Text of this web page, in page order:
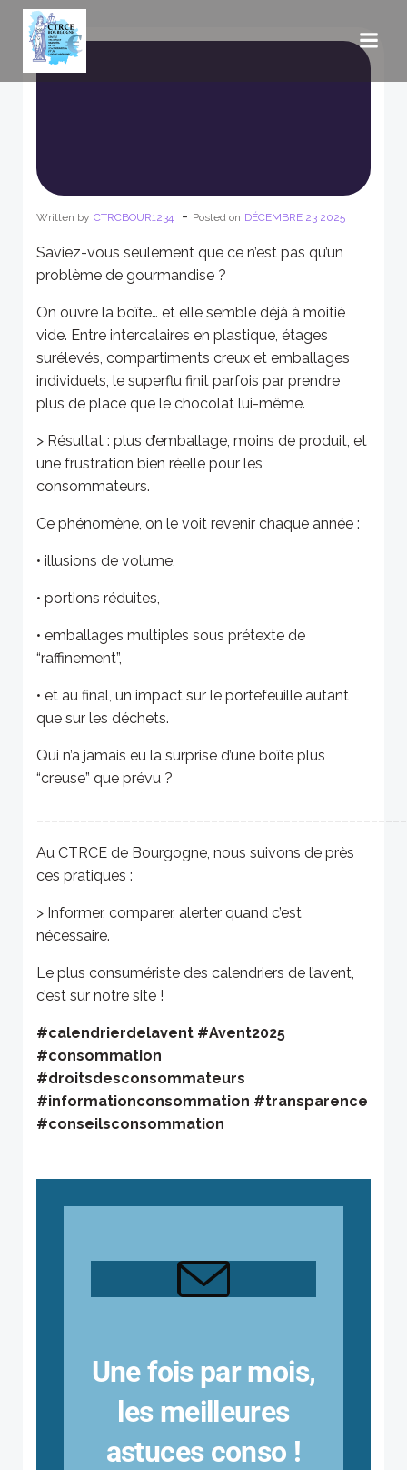
Written by CTRCBOUR1234 - Posted on DÉCEMBRE 23 2025
Saviez-vous seulement que ce n’est pas qu’un
problème de gourmandise ?
On ouvre la boîte… et elle semble déjà à moitié
vide. Entre intercalaires en plastique, étages
surélevés, compartiments creux et emballages
individuels, le superflu finit parfois par prendre
plus de place que le chocolat lui-même.
> Résultat : plus d’emballage, moins de produit, et
une frustration bien réelle pour les
consommateurs.
Ce phénomène, on le voit revenir chaque année :
• illusions de volume,
• portions réduites,
• emballages multiples sous prétexte de
“raffinement”,
• et au final, un impact sur le portefeuille autant
que sur les déchets.
Qui n’a jamais eu la surprise d’une boîte plus
“creuse” que prévu ?
Au CTRCE de Bourgogne, nous suivons de près
ces pratiques :
> Informer, comparer, alerter quand c’est
nécessaire.
Le plus consumériste des calendriers de l’avent,
c’est sur notre site !
#calendrierdelavent #Avent2025
#consommation
#droitsdesconsommateurs
#informationconsommation #transparence
#conseilsconsommation
Une fois par mois,
les meilleures
astuces conso !